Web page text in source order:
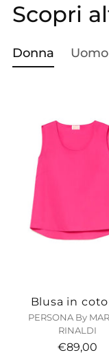
Aggiungere
un
al
Scopri
Donna Uomo
Blusa in
PERSONA By
RINALDI
€89,00